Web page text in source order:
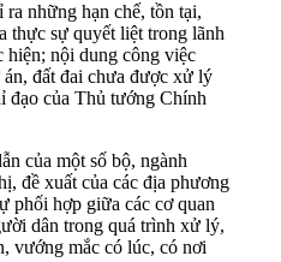
những hạn chế, tồn tại,
thực sự quyết liệt trong lãnh
hiện; nội dung công việc
đất đai chưa được xử lý
đạo của Thủ tướng Chính
của một số bộ, ngành
đề xuất của các địa phương
phối hợp giữa các cơ quan
dân trong quá trình xử lý,
vướng mắc có lúc, có nơi